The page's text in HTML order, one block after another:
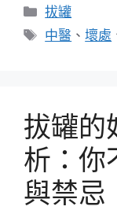
分
類
拔罐
標
中醫 、壞處
拔罐的
析：你
與禁忌